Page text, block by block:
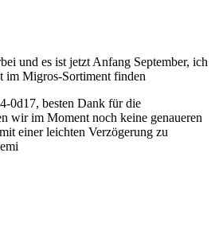
und es ist jetzt Anfang September, ich
im Migros-Sortiment finden
0d17, besten Dank für die
wir im Moment noch keine genaueren
einer leichten Verzögerung zu